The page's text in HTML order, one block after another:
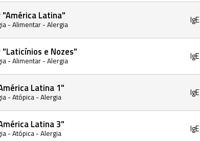
Latina"
- Alimentar - Alergia IgE
e Nozes"
- Alimentar - Alergia IgE
Latina 1"
- Atópica - Alergia IgE
Latina 3"
- Atópica - Alergia IgE